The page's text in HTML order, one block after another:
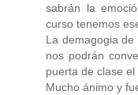
sabrán la
curso tenemos
La demagogia
nos podrán
puerta de clase
Mucho ánimo y